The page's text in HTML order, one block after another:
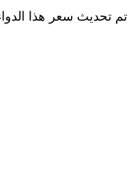
تم تحديث سعر هذا الدواء بتاريخ